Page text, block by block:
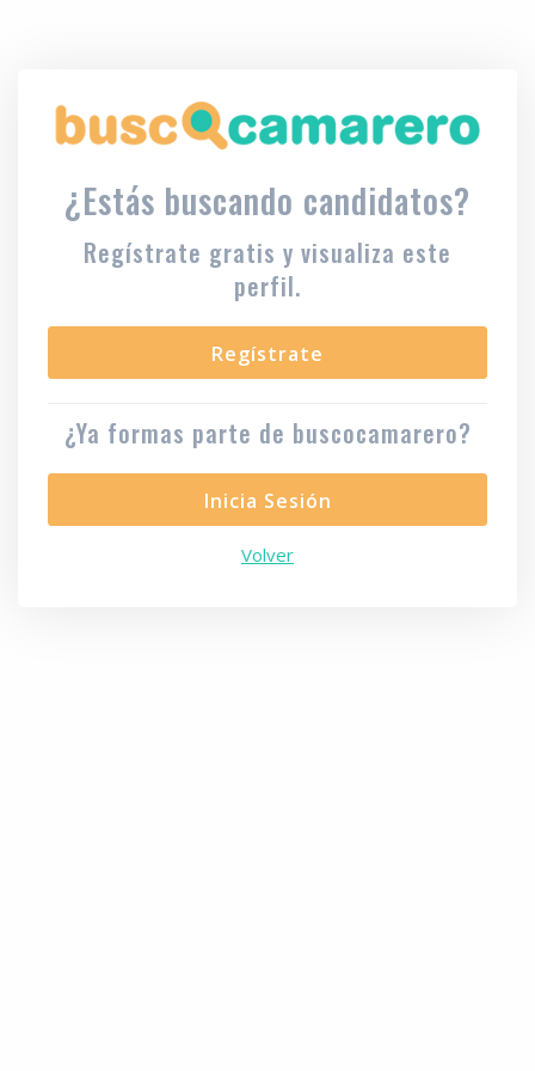
¿Estás buscando candidatos?
Regístrate gratis y visualiza este
perfil.
Regístrate
¿Ya formas parte de buscocamarero?
Inicia Sesión
Volver